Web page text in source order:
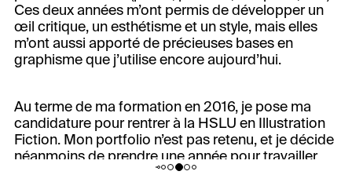
Ces deux années m’ont permis de développer un
œil critique, un esthétisme et un style, mais elles
m’ont aussi apporté de précieuses bases en
graphisme que j’utilise encore aujourd’hui.
Au terme de ma formation en 2016, je pose ma
candidature pour rentrer à la HSLU en Illustration
Fiction. Mon portfolio n’est pas retenu, et je décide
néanmoins de prendre une année pour travailler